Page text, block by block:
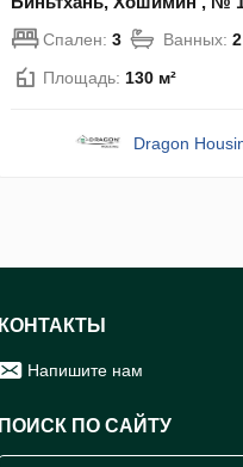
Спален: 3 Ванных: 2
Площадь: 130 м²
Dragon
КОНТАКТЫ
Напишите нам
ПОИСК ПО САЙТУ